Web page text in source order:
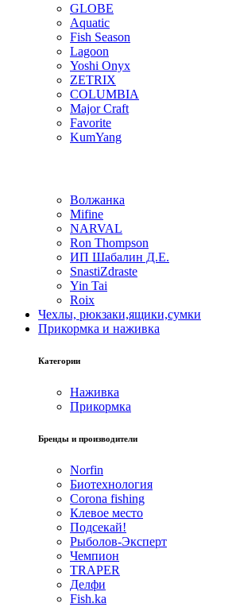
GLOBE
Aquatic
Fish Season
Lagoon
Yoshi Onyx
ZETRIX
COLUMBIA
Major Craft
Favorite
KumYang
Волжанка
Mifine
NARVAL
Ron Thompson
ИП Шабалин Д.Е.
SnastiZdraste
Yin Tai
Roix
Чехлы, рюкзаки,ящики,сумки
Прикормка и наживка
Категории
Наживка
Прикормка
Бренды и производители
Norfin
Биотехнология
Corona fishing
Клевое место
Подсекай!
Рыболов-Эксперт
Чемпион
TRAPER
Делфи
Fish.ka